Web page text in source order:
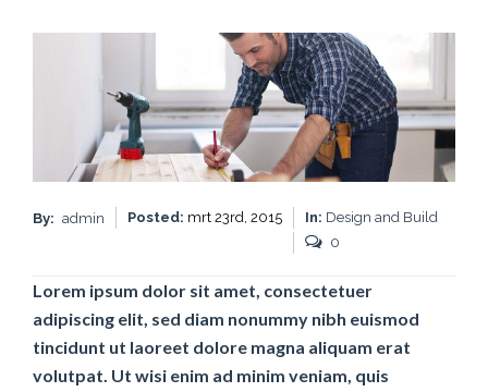
By: admin Posted: mrt 23rd, 2015 In: Design and Build
0
Lorem ipsum dolor sit amet, consectetuer
adipiscing elit, sed diam nonummy nibh euismod
tincidunt ut laoreet dolore magna aliquam erat
volutpat. Ut wisi enim ad minim veniam, quis